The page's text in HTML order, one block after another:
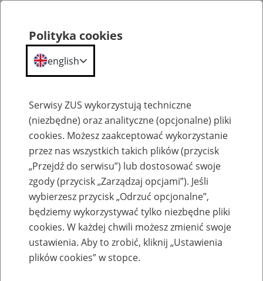
Szkolenia
Zaproś ZUS do siebie - zakładanie profili
eZUS w siedzibie Twojej firmy
Polityka cookies
english
Serwisy ZUS wykorzystują techniczne
(niezbędne) oraz analityczne (opcjonalne) pliki
cookies. Możesz zaakceptować wykorzystanie
przez nas wszystkich takich plików (przycisk
„Przejdź do serwisu”) lub dostosować swoje
zgody (przycisk „Zarządzaj opcjami”). Jeśli
wybierzesz przycisk „Odrzuć opcjonalne”,
będziemy wykorzystywać tylko niezbędne pliki
cookies. W każdej chwili możesz zmienić swoje
ustawienia. Aby to zrobić, kliknij „Ustawienia
plików cookies” w stopce.